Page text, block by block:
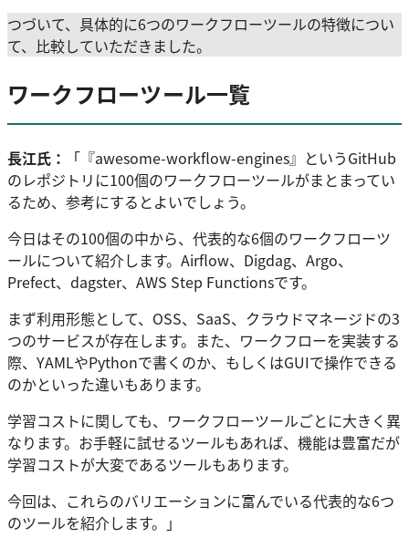
つづいて、具体的に6つのワークフローツールの特徴につい
て、比較していただきました。
ワークフローツール一覧
長江氏：
「『awesome-workflow-engines』というGitHub
のレポジトリに100個のワークフローツールがまとまってい
るため、参考にするとよいでしょう。
今日はその100個の中から、代表的な6個のワークフローツ
ールについて紹介します。Airflow、Digdag、Argo、
Prefect、dagster、AWS Step Functionsです。
まず利用形態として、OSS、SaaS、クラウドマネージドの3
つのサービスが存在します。また、ワークフローを実装する
際、YAMLやPythonで書くのか、もしくはGUIで操作できる
のかといった違いもあります。
学習コストに関しても、ワークフローツールごとに大きく異
なります。お手軽に試せるツールもあれば、機能は豊富だが
学習コストが大変であるツールもあります。
今回は、これらのバリエーションに富んでいる代表的な6つ
のツールを紹介します。」